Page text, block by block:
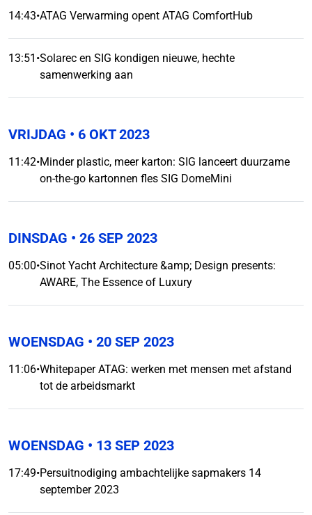
14:43•ATAG Verwarming opent ATAG ComfortHub
13:51 •Solarec en SIG kondigen nieuwe, hechte
samenwerking aan
VRIJDAG • 6 OKT 2023
11:42•Minder plastic, meer karton: SIG lanceert duurzame
on-the-go kartonnen fles SIG DomeMini
DINSDAG • 26 SEP 2023
05:00•Sinot Yacht Architecture &amp; Design presents:
AWARE, The Essence of Luxury
WOENSDAG • 20 SEP 2023
11:06•Whitepaper ATAG: werken met mensen met afstand
tot de arbeidsmarkt
WOENSDAG • 13 SEP 2023
17:49•Persuitnodiging ambachtelijke sapmakers 14
september 2023